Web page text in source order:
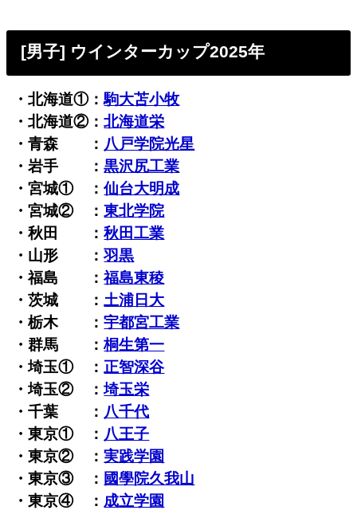
[男子] ウインターカップ2025年
・北海道①：駒大苫小牧
・北海道②：北海道栄
・青森 ： 八戸学院光星
・岩手 ：黒沢尻工業
・宮城① ：仙台大明成
・宮城② ：東北学院
・秋田 ：秋田工業
・山形 ：羽黒
・福島 ：福島東稜
・茨城 ： 土浦日大
・栃木 ：宇都宮工業
・群馬 ：桐生第一
・埼玉① ： 正智深谷
・埼玉② ：埼玉栄
・千葉 ： 八千代
・東京① ： 八王子
・東京② ：実践学園
・東京③ ： 國學院久我山
・東京④ ： 成立学園